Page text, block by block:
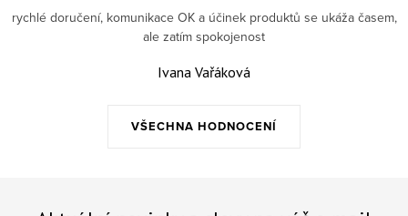
VŠECHNA HODNOCENÍ
rychlé doručení, komunikace OK a účinek produktů se ukáža časem,
ale zatím spokojenost
Ivana Vařáková